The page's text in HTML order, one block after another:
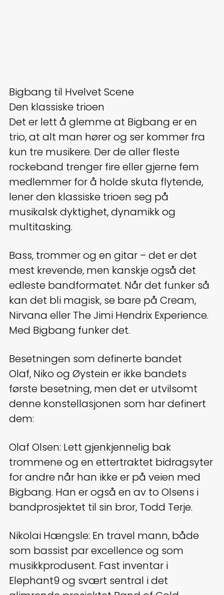
Bigbang til Hvelvet Scene
Den klassiske trioen
Det er lett å glemme at Bigbang er en
trio, at alt man hører og ser kommer fra
kun tre musikere. Der de aller fleste
rockeband trenger fire eller gjerne fem
medlemmer for å holde skuta flytende,
lener den klassiske trioen seg på
musikalsk dyktighet, dynamikk og
multitasking.
Bass, trommer og en gitar – det er det
mest krevende, men kanskje også det
edleste bandformatet. Når det funker så
kan det bli magisk, se bare på Cream,
Nirvana eller The Jimi Hendrix Experience.
Med Bigbang funker det.
Besetningen som definerte bandet
Olaf, Niko og Øystein er ikke bandets
første besetning, men det er utvilsomt
denne konstellasjonen som har definert
dem:
Olaf Olsen: Lett gjenkjennelig bak
trommene og en ettertraktet bidragsyter
for andre når han ikke er på veien med
Bigbang. Han er også en av to Olsens i
bandprosjektet til sin bror, Todd Terje.
Nikolai Hængsle: En travel mann, både
som bassist par excellence og som
musikkprodusent. Fast inventar i
Elephant9 og svært sentral i det